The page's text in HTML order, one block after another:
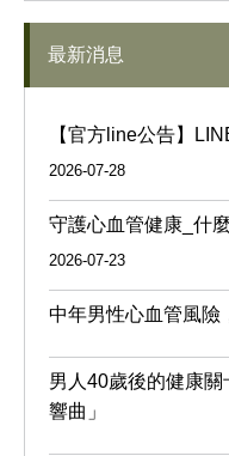
最新消息
【官方line公告】
2026-07-28
守護心血管健康_什
2026-07-23
中年男性心血管風險
男人40歲後的健康
響曲」